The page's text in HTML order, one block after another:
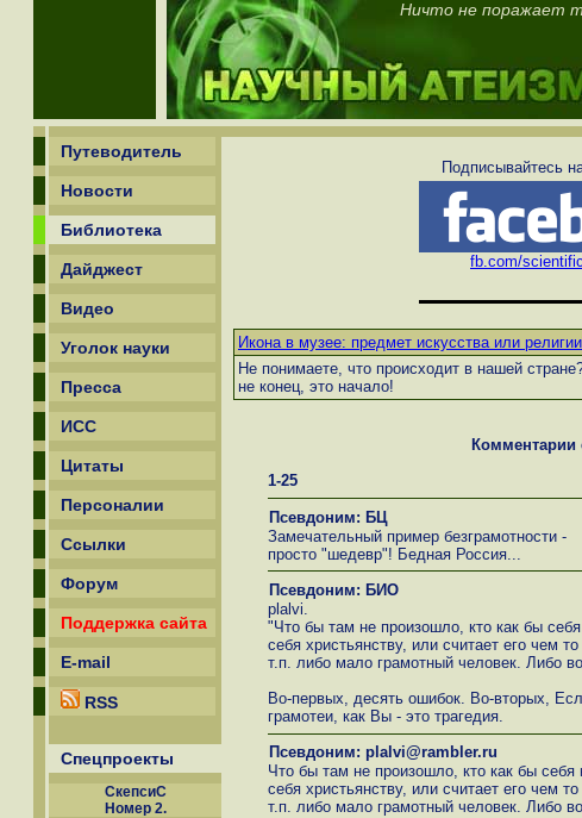
Ничто не поражает
Путеводитель
Новости
Библиотека
Дайджест
Видео
Уголок науки
Пресса
ИСС
Цитаты
Персоналии
Ссылки
Форум
Поддержка сайта
E-mail
RSS
Спецпроекты
СкепсиС
Номер 2.
Подписывайтесь
fb.com/
Икона в музее: предмет искусства или
Не понимаете, что происходит в нашей
не конец, это начало!
1-25
Псевдоним: БЦ
Замечательный пример безграмотности -
просто "шедевр"! Бедная Россия...
Псевдоним: БИО
plalvi.
"Что бы там не произошло, кто как бы
себя христьянству, или считает его чем
т.п. либо мало грамотный человек. Либо
Во-первых, десять ошибок. Во-вторых,
грамотеи, как Вы - это трагедия.
Псевдоним: plalvi@rambler.ru
Что бы там не произошло, кто как бы себя
себя христьянству, или считает его чем
т.п. либо мало грамотный человек. Либо